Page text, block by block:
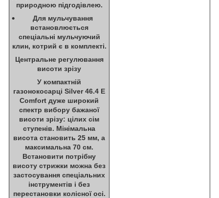
природною підгодівлею.
Для мульчування
встановлюється
спеціальні мульчуючий
клин, котрий є в комплекті.
Центральне регулювання
висоти зрізу
У компактній
газонокосарці Silver 46.4 E
Comfort дуже широкий
спектр вибору бажаної
висоти зрізу: цілих сім
ступенів. Мінімальна
висота становить 25 мм, а
максимальна 70 см.
Встановити потрібну
висоту стрижки можна без
застосування спеціальних
інструментів і без
перестановки колісної осі.